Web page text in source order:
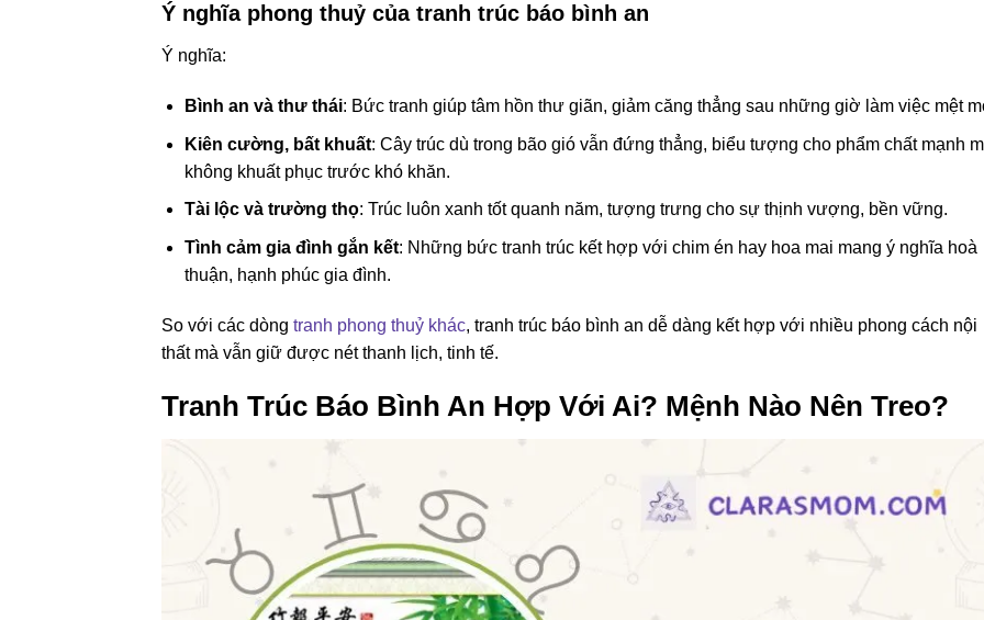
Ý nghĩa phong thuỷ của tranh trúc báo bình an
Ý nghĩa:
Bình an và thư thái: Bức tranh giúp tâm hồn thư giãn, giảm căng thẳng sau những giờ làm việc mệt
Kiên cường, bất khuất: Cây trúc dù trong bão gió vẫn đứng thẳng, biểu tượng cho phẩm chất mạnh
không khuất phục trước khó khăn.
Tài lộc và trường thọ: Trúc luôn xanh tốt quanh năm, tượng trưng cho sự thịnh vượng, bền vững.
Tình cảm gia đình gắn kết: Những bức tranh trúc kết hợp với chim én hay hoa mai mang ý nghĩa hoà
thuận, hạnh phúc gia đình.
So với các dòng tranh phong thuỷ khác, tranh trúc báo bình an dễ dàng kết hợp với nhiều phong cách nội
thất mà vẫn giữ được nét thanh lịch, tinh tế.
Tranh Trúc Báo Bình An Hợp Với Ai? Mệnh Nào Nên Treo?